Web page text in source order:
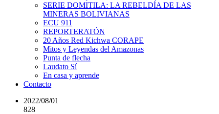
SERIE DOMITILA: LA REBELDÍA DE LAS
MINERAS BOLIVIANAS
ECU 911
REPORTERATÓN
20 Años Red Kichwa CORAPE
Mitos y Leyendas del Amazonas
Punta de flecha
Laudato Sí
En casa y aprende
Contacto
2022/08/01
828